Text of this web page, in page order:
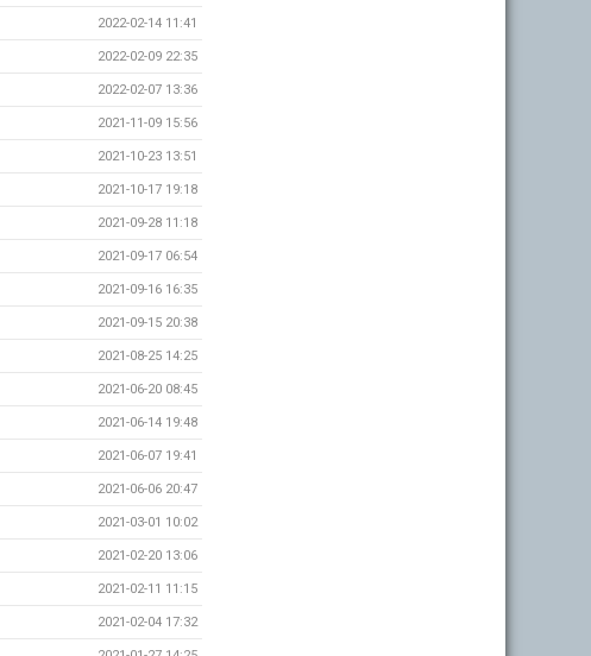
2022-02-14 11:41
2022-02-09 22:35
2022-02-07 13:36
2021-11-09 15:56
2021-10-23 13:51
2021-10-17 19:18
2021-09-28 11:18
2021-09-17 06:54
2021-09-16 16:35
2021-09-15 20:38
2021-08-25 14:25
2021-06-20 08:45
2021-06-14 19:48
2021-06-07 19:41
2021-06-06 20:47
2021-03-01 10:02
2021-02-20 13:06
2021-02-11 11:15
2021-02-04 17:32